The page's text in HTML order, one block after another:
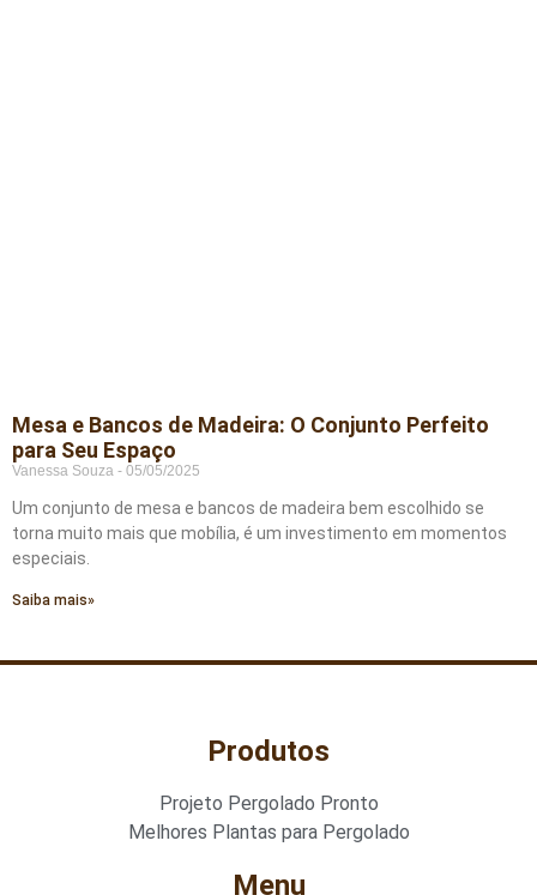
Mesa e Bancos de Madeira: O Conjunto Perfeito
para Seu Espaço
Vanessa Souza 05/05/2025
Um conjunto de mesa e bancos de madeira bem escolhido se
torna muito mais que mobília, é um investimento em momentos
especiais.
Saiba mais»
Produtos
Projeto Pergolado Pronto
Melhores Plantas para Pergolado
Menu